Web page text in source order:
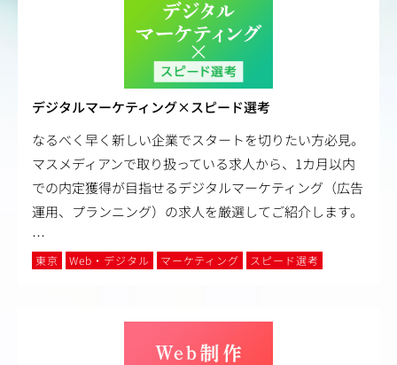
デジタルマーケティング×スピード選考
なるべく早く新しい企業でスタートを切りたい方必見。
マスメディアンで取り扱っている求人から、1カ月以内
での内定獲得が目指せるデジタルマーケティング（広告
運用、プランニング）の求人を厳選してご紹介します。
…
東京 Web・デジタル マーケティング スピード選考